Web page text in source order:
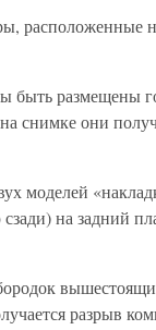
расположенные
размещены
снимке они
моделей
на задний
разрыв